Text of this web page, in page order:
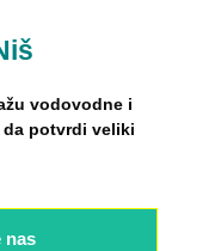
vodovodne i
da potvrdi veliki
nas